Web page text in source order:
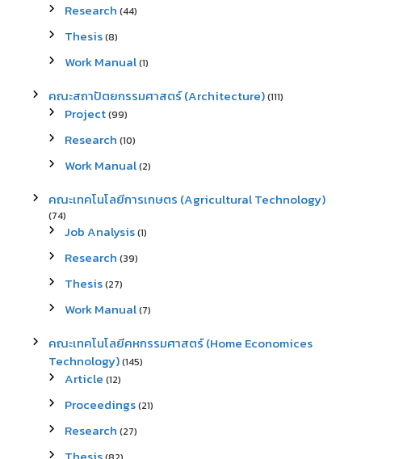
Research (44)
Thesis(8)
Work Manual(1)
คณะสถาปัตยกรรมศาสตร์ (Architecture)(111)
Project(99)
Research (10)
Work Manual(2)
คณะเทคโนโลยีการเกษตร (Agricultural Technology)
(74)
Job Analysis(1)
Research (39)
Thesis(27)
Work Manual(7)
คณะเทคโนโลยีคหกรรมศาสตร์ (Home Economices
Technology)(145)
Article (12)
Proceedings(21)
Research (27)